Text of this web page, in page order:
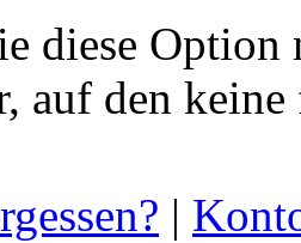
diese
auf den
|